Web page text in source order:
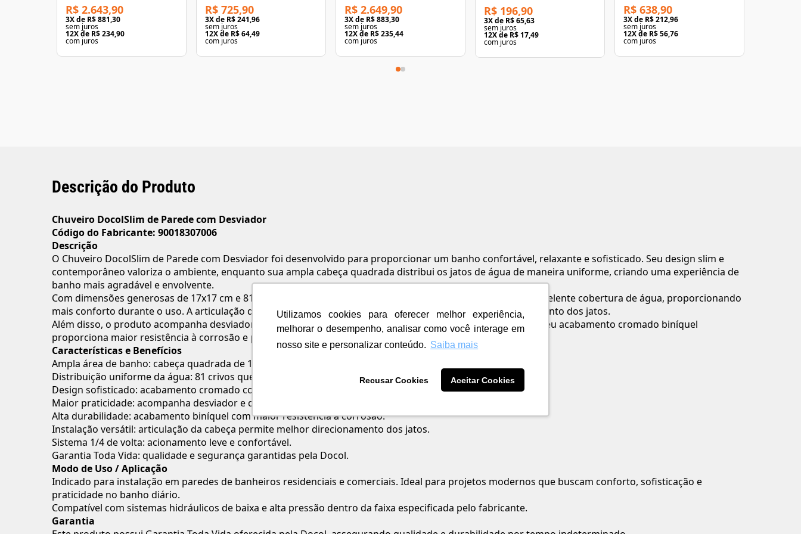
Utilizamos cookies para oferecer melhor experiência,
melhorar o desempenho, analisar como você interage em
nosso site e personalizar conteúdo. Saiba mais
Recusar Cookies Aceitar Cookies
R$ 2.643,90
3X de R$ 881,30
sem juros
12X de R$ 234,90
com juros
R$ 725,90
3X de R$ 241,96
sem juros
12X de R$ 64,49
com juros
R$ 2.649,90
3X de R$ 883,30
sem juros
12X de R$ 235,44
com juros
R$ 196,90
3X de R$ 65,63
sem juros
12X de R$ 17,49
com juros
R$ 638,90
3X de R$ 212,96
sem juros
12X de R$ 56,76
com juros
Descrição do Produto
Chuveiro DocolSlim de Parede com Desviador
Código do Fabricante: 90018307006
Descrição
O Chuveiro DocolSlim de Parede com Desviador foi desenvolvido para proporcionar um banho confortável, relaxante e sofisticado. Seu design slim e
contemporâneo valoriza o ambiente, enquanto sua ampla cabeça quadrada distribui os jatos de água de maneira uniforme, criando uma experiência de
banho mais agradável e envolvente.
Com dimensões generosas de 17x17 cm e 81 crivos distribuídos de forma homogênea, o chuveiro oferece excelente cobertura de água, proporcionando
mais conforto durante o uso. A articulação da cabeça garante maior versatilidade na instalação e direcionamento dos jatos.
Além disso, o produto acompanha desviador e ducha manual, oferecendo mais praticidade para o dia a dia. Seu acabamento cromado biníquel
proporciona maior resistência à corrosão e preserva a beleza do produto por muito mais tempo.
Características e Benefícios
Ampla área de banho: cabeça quadrada de 17x17 cm para maior conforto.
Distribuição uniforme da água: 81 crivos que proporcionam jatos homogêneos.
Design sofisticado: acabamento cromado com visual moderno e elegante.
Maior praticidade: acompanha desviador e ducha manual.
Alta durabilidade: acabamento biníquel com maior resistência à corrosão.
Instalação versátil: articulação da cabeça permite melhor direcionamento dos jatos.
Sistema 1/4 de volta: acionamento leve e confortável.
Garantia Toda Vida: qualidade e segurança garantidas pela Docol.
Modo de Uso / Aplicação
Indicado para instalação em paredes de banheiros residenciais e comerciais. Ideal para projetos modernos que buscam conforto, sofisticação e
praticidade no banho diário.
Compatível com sistemas hidráulicos de baixa e alta pressão dentro da faixa especificada pelo fabricante.
Garantia